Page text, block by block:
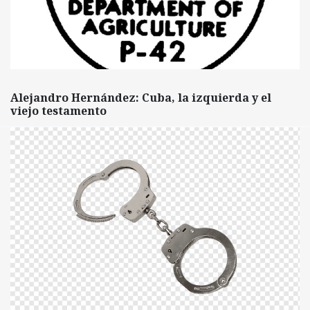
Alejandro Hernández: Cuba, la izquierda y el
viejo testamento